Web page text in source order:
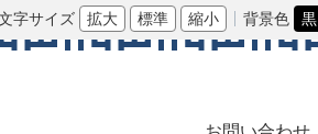
字サイズ 拡大 標準 縮小 背景色 黒